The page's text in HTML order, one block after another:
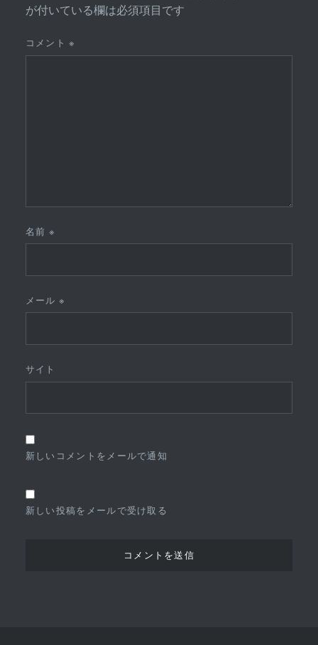
が付いている欄は必須項目です
コメント※
名前 ※
メール※
サイト
新しいコメントをメールで通知
新しい投稿をメールで受け取る